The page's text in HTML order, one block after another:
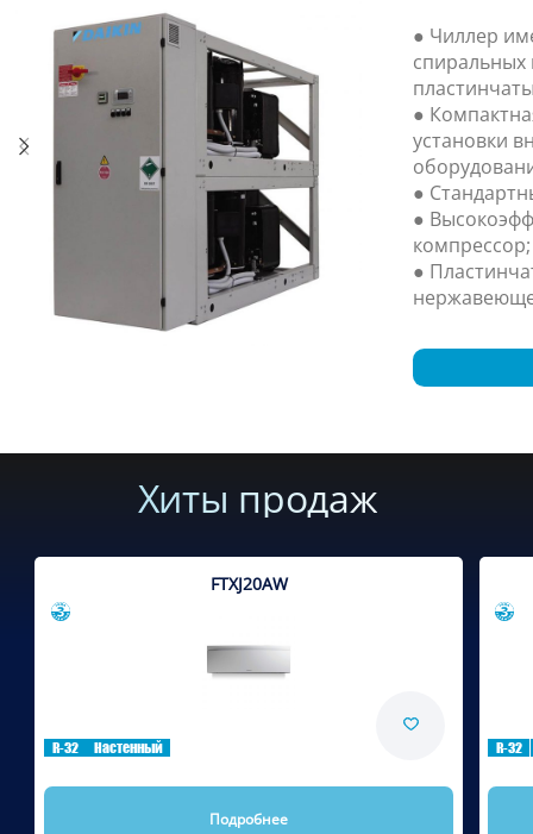
● Чиллер
спиральных
●
установки
●
●
компрессор;
●
Хиты продаж
FTXJ20AW
R-32 Настенный
Подробнее
R-32